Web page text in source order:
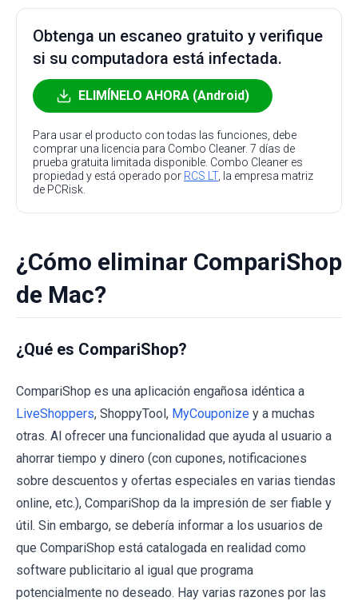
Obtenga un escaneo gratuito y verifique
si su computadora está infectada.
ELIMÍNELO AHORA (Android)
Para usar el producto con todas las funciones, debe
comprar una licencia para Combo Cleaner. 7 días de
prueba gratuita limitada disponible. Combo Cleaner es
propiedad y está operado por RCS LT, la empresa matriz
de PCRisk.
¿Cómo eliminar CompariShop
de Mac?
¿Qué es CompariShop?
CompariShop es una aplicación engañosa idéntica a
LiveShoppers, ShoppyTool, MyCouponize y a muchas
otras. Al ofrecer una funcionalidad que ayuda al usuario a
ahorrar tiempo y dinero (con cupones, notificaciones
sobre descuentos y ofertas especiales en varias tiendas
online, etc.), CompariShop da la impresión de ser fiable y
útil. Sin embargo, se debería informar a los usuarios de
que CompariShop está catalogada en realidad como
software publicitario al igual que programa
potencialmente no deseado. Hay varias razones por las